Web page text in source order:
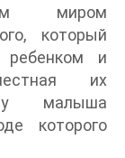
миром
который
ребенком и
их
у малыша
которого